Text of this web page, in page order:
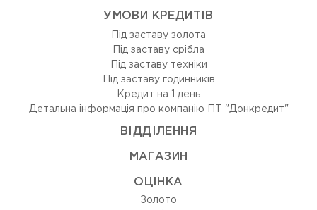
УМОВИ КРЕДИТІВ
Під заставу золота
Під заставу срібла
Під заставу техніки
Під заставу годинників
Кредит на 1 день
Детальна інформація про компанію ПТ "Донкредит"
ВIДДIЛЕННЯ
МАГАЗИН
ОЦIНКА
Золото